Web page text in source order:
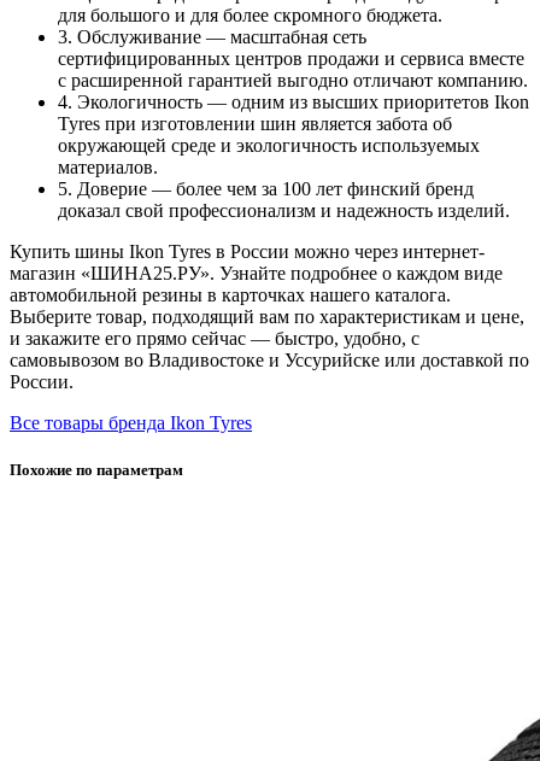
для большого и для более скромного бюджета.
3. Обслуживание — масштабная сеть
сертифицированных центров продажи и сервиса вместе
с расширенной гарантией выгодно отличают компанию.
4. Экологичность — одним из высших приоритетов Ikon
Tyres при изготовлении шин является забота об
окружающей среде и экологичность используемых
материалов.
5. Доверие — более чем за 100 лет финский бренд
доказал свой профессионализм и надежность изделий.
Купить шины Ikon Tyres в России можно через интернет-
магазин «ШИНА25.РУ». Узнайте подробнее о каждом виде
автомобильной резины в карточках нашего каталога.
Выберите товар, подходящий вам по характеристикам и цене,
и закажите его прямо сейчас — быстро, удобно, с
самовывозом во Владивостоке и Уссурийске или доставкой по
России.
Все товары бренда Ikon Tyres
Похожие по параметрам